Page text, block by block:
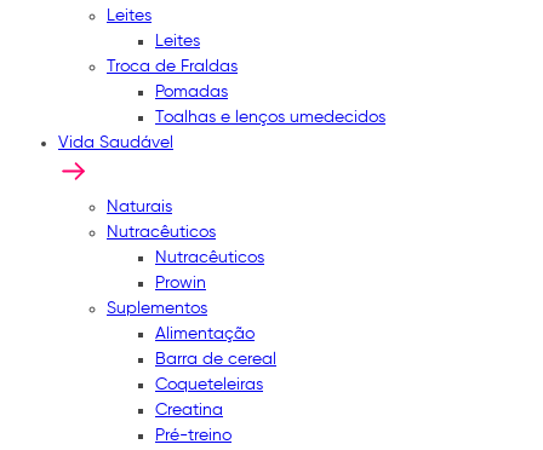
Leites
Leites
Troca de Fraldas
Pomadas
Toalhas e lenços umedecidos
Vida Saudável
Naturais
Nutracêuticos
Nutracêuticos
Prowin
Suplementos
Alimentação
Barra de cereal
Coqueteleiras
Creatina
Pré-treino